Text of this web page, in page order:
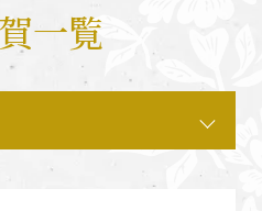
一覧